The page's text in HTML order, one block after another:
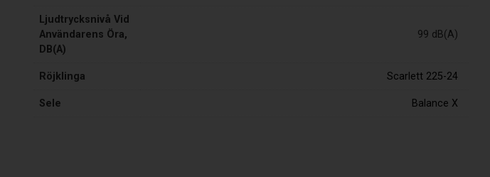
Ljudtrycksnivå Vid
Användarens Öra,
DB(A)
99 dB(A)
Röjklinga Scarlett 225-24
Sele Balance X